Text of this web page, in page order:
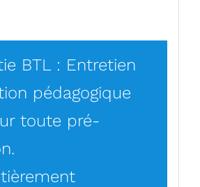
BTL : Entretien
pédagogique
toute pré-